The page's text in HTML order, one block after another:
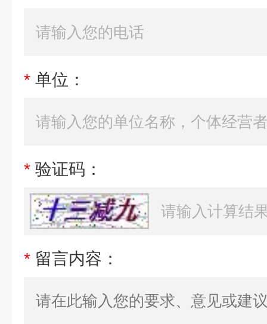
* 单位：
* 验证码：
* 留言内容：